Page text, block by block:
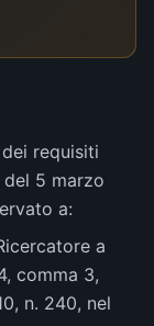
requisiti
5 marzo
a:
a
comma 3,
n. 240, nel